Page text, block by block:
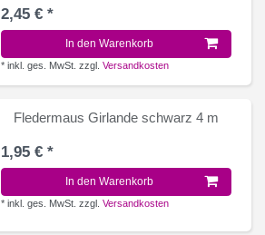
2,45 € *
In den Warenkorb
*inkl. ges. MwSt. zzgl.Versandkosten
Fledermaus Girlande schwarz 4 m
1,95 € *
In den Warenkorb
*inkl. ges. MwSt. zzgl.Versandkosten